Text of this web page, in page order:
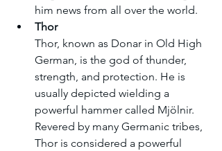
him news from all over the world.
Thor
Thor, known as Donar in Old High
German, is the god of thunder,
strength, and protection. He is
usually depicted wielding a
powerful hammer called Mjölnir.
Revered by many Germanic tribes,
Thor is considered a powerful